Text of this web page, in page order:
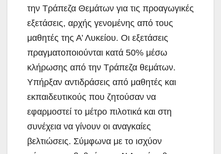
την Τράπεζα Θεμάτων για τις προαγωγικές
εξετάσεις, αρχής γενομένης από τους
μαθητές της Α’ Λυκείου. Οι εξετάσεις
πραγματοποιούνται κατά 50% μέσω
κλήρωσης από την Τράπεζα θεμάτων.
Υπήρξαν αντιδράσεις από μαθητές και
εκπαιδευτικούς που ζητούσαν να
εφαρμοστεί το μέτρο πιλοτικά και στη
συνέχεια να γίνουν οι αναγκαίες
βελτιώσεις. Σύμφωνα με το ισχύον